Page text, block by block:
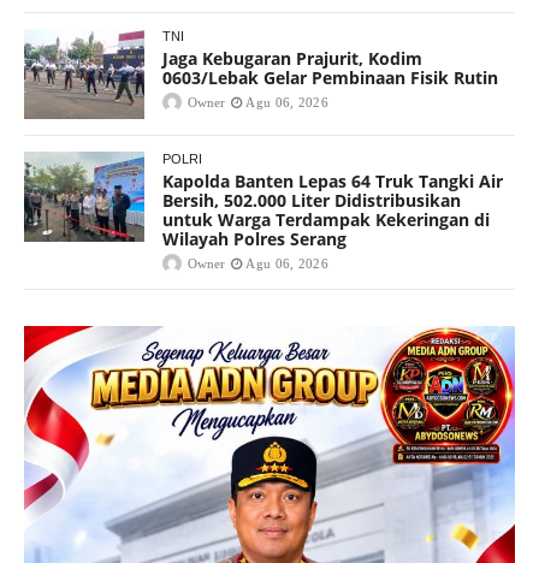
TNI
Jaga Kebugaran Prajurit, Kodim
0603/Lebak Gelar Pembinaan Fisik Rutin
Owner Agu 06, 2026
POLRI
Kapolda Banten Lepas 64 Truk Tangki Air
Bersih, 502.000 Liter Didistribusikan
untuk Warga Terdampak Kekeringan di
Wilayah Polres Serang
Owner Agu 06, 2026